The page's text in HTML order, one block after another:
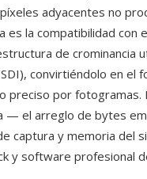
adyacentes no
es la compatibilidad
de
convirtiéndolo en el
preciso por fotogramas.
el arreglo de bytes
captura y memoria del
y software profesional